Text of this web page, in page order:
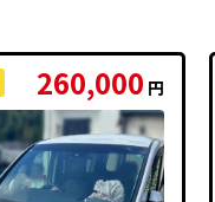
260,000 円